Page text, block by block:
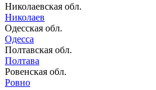
Николаевская обл.
Николаев
Одесская обл.
Одесса
Полтавская обл.
Полтава
Ровенская обл.
Ровно